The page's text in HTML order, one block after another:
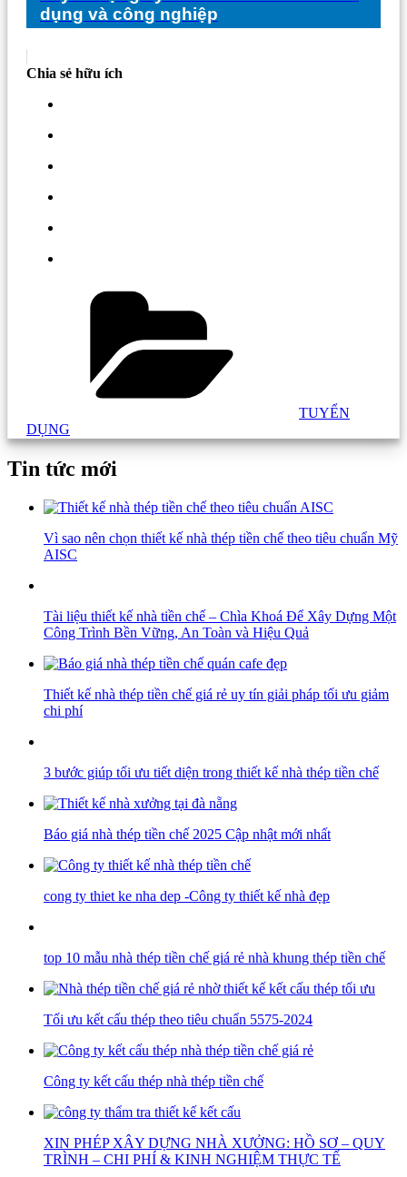
dụng và công nghiệp
Chia sẻ hữu ích
TUYỂN
DỤNG
Tin tức mới
Vì sao nên chọn thiết kế nhà thép tiền chế theo tiêu chuẩn Mỹ
AISC
Tài liệu thiết kế nhà tiền chế – Chìa Khoá Để Xây Dựng Một
Công Trình Bền Vững, An Toàn và Hiệu Quả
Thiết kế nhà thép tiền chế giá rẻ uy tín giải pháp tối ưu giảm
chi phí
3 bước giúp tối ưu tiết diện trong thiết kế nhà thép tiền chế
Báo giá nhà thép tiền chế 2025 Cập nhật mới nhất
cong ty thiet ke nha dep -Công ty thiết kế nhà đẹp
top 10 mẫu nhà thép tiền chế giá rẻ nhà khung thép tiền chế
Tối ưu kết cấu thép theo tiêu chuẩn 5575-2024
Công ty kết cấu thép nhà thép tiền chế
XIN PHÉP XÂY DỰNG NHÀ XƯỞNG: HỒ SƠ – QUY
TRÌNH – CHI PHÍ & KINH NGHIỆM THỰC TẾ